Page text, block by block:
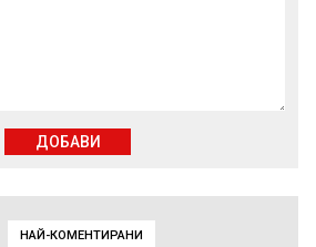
НАЙ-КОМЕНТИРАНИ
ДОБАВИ